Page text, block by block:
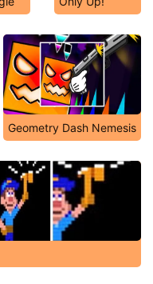
Geometry Dash Nemesis